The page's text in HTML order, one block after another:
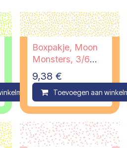
Compare
Boxpakje, Moon
Monsters, 3/6
maanden
9,38 €
Toevoegen aan